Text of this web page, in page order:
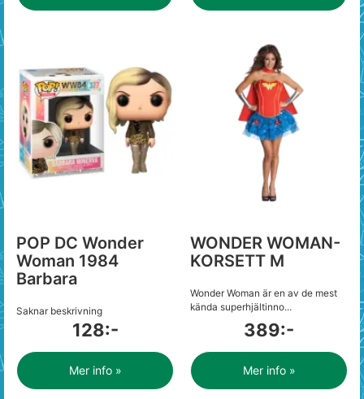
POP DC Wonder
Woman 1984
Barbara
Saknar beskrivning
128:-
Mer info »
WONDER WOMAN-
KORSETT M
Wonder Woman är en av de mest
kända superhjältinno...
389:-
Mer info »